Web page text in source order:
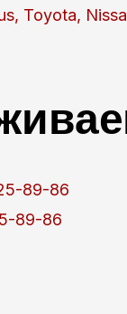
Toyota,
89-86
89-86